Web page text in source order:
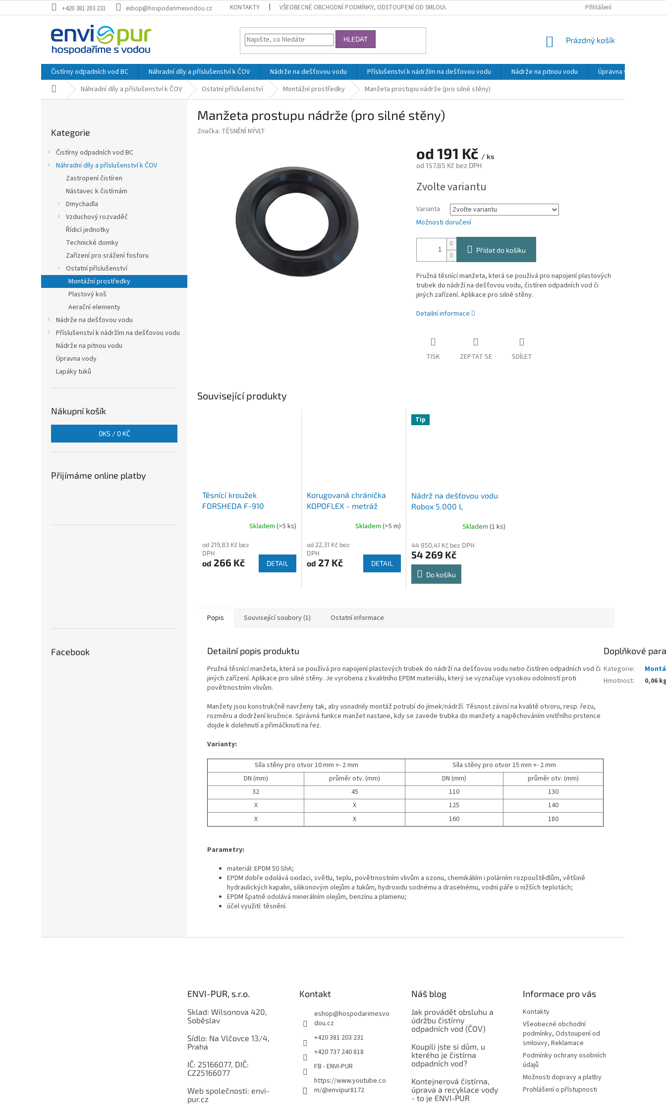
na
+420 381 203 231 eshop@hospodarimesvodou.cz KONTAKTY VŠEOBECNÉ OBCHODNÍ PODMÍNKY, ODSTOUPENÍ OD SMLOUVY, REKLAMACE PODMÍNKY OCHRANY OSOBNÍCH ÚDAJŮ
Přihlášení
HLEDAT
NÁKUPNÍ
Prázdný košík
Čistírny odpadních vod BC Náhradní díly a příslušenství k ČOV Nádrže na dešťovou vodu Příslušenství k nádržím na dešťovou vodu Nádrže na pitnou vodu Úpravna vody
Domů Náhradní díly a příslušenství k ČOV Ostatní příslušenství Montážní prostředky Manžeta prostupu nádrže (pro silné stěny)
kategorie
Kategorie
Čistírny odpadních vod BC
Náhradní díly a příslušenství k ČOV
Zastropení čistíren
Nástavec k čistírnám
Dmychadla
Vzduchový rozvaděč
Řídicí jednotky
Technické domky
Zařízení pro srážení fosforu
Ostatní příslušenství
Montážní prostředky
Plastový koš
Aerační elementy
Nádrže na dešťovou vodu
Příslušenství k nádržím na dešťovou vodu
Nádrže na pitnou vodu
Úpravna vody
Lapáky tuků
Nákupní košík
0KS / 0 KČ
Přijímáme online platby
Facebook
Manžeta prostupu nádrže (pro silné stěny)
Značka: TĚSNĚNÍ NÝVLT
od 191 Kč / ks
od 157,85 Kčbez DPH
cena:
Zvolte variantu
Varianta
Možnosti doručení
Přidat do košíku
Pružná těsnící manžeta, která se používá pro napojení plastových
trubek do nádrží na dešťovou vodu, čistíren odpadních vod či
jiných zařízení. Aplikace pro silné stěny.
Detailní informace
TISK ZEPTAT SE SDÍLET
Související produkty
Těsnící kroužek
FORSHEDA F-910
Skladem (>5 ks)
od 219,83 Kč bez
DPH
od 266 Kč DETAIL
Korugovaná chránička
KOPOFLEX - metráž
Skladem (>5 m)
od 22,31 Kč bez
DPH
od 27 Kč DETAIL
Tip
Nádrž na dešťovou vodu
Robox 5.000 L
Skladem(1 ks)
44 850,41 Kč bez DPH
54 269 Kč
Do košíku
Popis Související soubory (1) Ostatní informace
Detailní popis produktu
Pružná těsnící manžeta, která se používá pro napojení plastových trubek do nádrží na dešťovou vodu nebo čistíren odpadních vod či
jiných zařízení. Aplikace pro silné stěny. Je vyrobena z kvalitního EPDM materiálu, který se vyznačuje vysokou odolností proti
povětrnostním vlivům.
Manžety jsou konstrukčně navrženy tak, aby usnadnily montáž potrubí do jímek/nádrží. Těsnost závisí na kvalitě otvoru, resp. řezu,
rozměru a dodržení kružnice. Správná funkce manžet nastane, kdy se zavede trubka do manžety a napěchováním vnitřního prstence
dojde k dolehnutí a přimáčknutí na řez.
Varianty:
Síla stěny pro otvor 10 mm +- 2 mm
Síla stěny pro otvor 15 mm +- 2 mm
DN (mm)
průměr otv. (mm) DN (mm)
průměr otv. (mm)
32
45 110
130
X
X 125
140
X
X 160 180
Parametry:
materiál: EPDM 50 ShA;
EPDM dobře odolává oxidaci, světlu, teplu, povětrnostním vlivům a ozonu, chemikáliím i polárním rozpouštědlům, většině
hydraulických kapalin, silikonovým olejům a tukům, hydroxidu sodnému a draselnému, vodní páře o nižších teplotách;
EPDM špatně odolává minerálním olejům, benzínu a plamenu;
účel využití: těsnění.
Doplňkové
Kategorie:
Hmotnost: 0,06
ENVI-PUR, s.r.o.
Sklad: Wilsonova 420,
Soběslav
Sídlo: Na Vlčovce 13/4,
Praha
IČ: 25166077, DIČ:
CZ25166077
Web společnosti: envi-
pur.cz
Kontakt
eshop@hospodarimesvo
dou.cz
+420 381 203 231
+420 737 240 818
FB - ENVI-PUR
https://www.youtube.co
m/@envipur8172
Náš blog
Jak provádět obsluhu a
údržbu čistírny
odpadních vod (ČOV)
Koupili jste si dům, u
kterého je čistírna
odpadních vod?
Kontejnerová čistírna,
úprava a recyklace vody
- to je ENVI-PUR
Informace pro vás
Kontakty
Všeobecné obchodní
podmínky, Odstoupení od
smlouvy, Reklamace
Podmínky ochrany osobních
údajů
Možnosti dopravy a platby
Prohlášení o přístupnosti